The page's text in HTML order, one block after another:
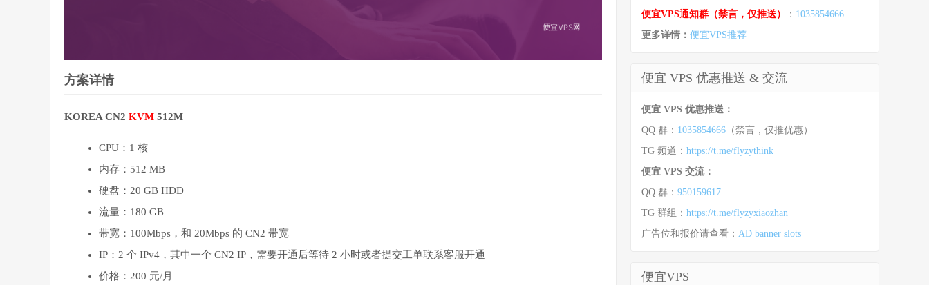
方案详情
KOREA CN2 KVM 512M
CPU：1 核
内存：512 MB
硬盘：20 GB HDD
流量：180 GB
带宽：100Mbps，和 20Mbps 的 CN2 带宽
IP：2 个 IPv4，其中一个 CN2 IP，需要开通后等待 2 小时或者提交工单联系客服开通
价格：200 元/月
便宜VPS通知群（禁言，仅推送）
： 1035854666
更多详情： 便宜VPS推荐
便宜 VPS 优惠推送 & 交流
便宜 VPS 优惠推送：
QQ 群： 1035854666 （禁言，仅推优惠）
TG 频道： https://t.me/flyzythink
便宜 VPS 交流：
QQ 群： 950159617
TG 群组： https://t.me/flyzyxiaozhan
广告位和报价请查看： AD banner slots
便宜VPS